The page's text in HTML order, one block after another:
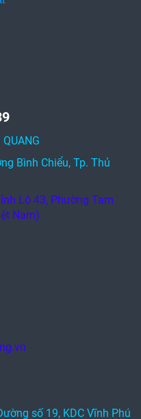
Bình Chiểu, Tp. Thủ
Lộ 43, Phường Tam
Nam)
số 19, KDC Vĩnh Phú